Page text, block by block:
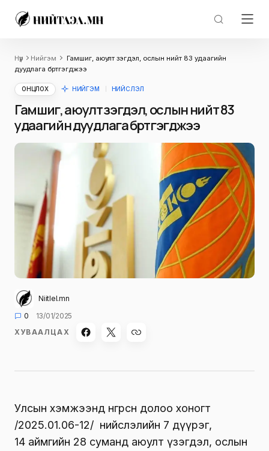
Нүүр Нийгэм
Гамшиг, аюулт үзэгдэл, ослын нийт 83 удаагийн
дуудлага бүртгэгджээ
ОНЦЛОХ НИЙГЭМ НИЙСЛЭЛ
Гамшиг, аюулт үзэгдэл, ослын нийт 83
удаагийн дуудлага бүртгэгджээ
Niitlel.mn
0
13/01/2025
ХУВААЛЦАХ
Улсын хэмжээнд өнгөрсөн долоо хоногт
/2025.01.06-12/ нийслэлийн 7 дүүрэг,
14 аймгийн 28 суманд аюулт үзэгдэл, ослын